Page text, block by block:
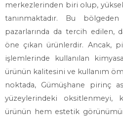
merkezlerinden biri olup,
tanınmaktadır. Bu
pazarlarında da tercih edilen,
öne çıkan ürünlerdir. Ancak,
işlemlerinde kullanılan
ürünün kalitesini ve kullanım
noktada, Gümüşhane pirinç
yüzeylerindeki oksitlenmeyi,
ürünün hem estetik